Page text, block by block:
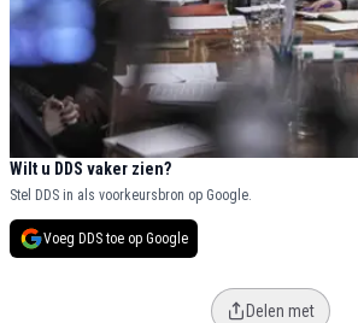
Wilt u DDS vaker zien?
Stel DDS in als voorkeursbron op Google.
Voeg DDS toe op Google
Delen met